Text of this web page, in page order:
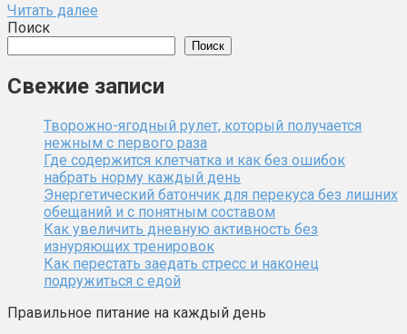
Читать далее
Поиск
Поиск
Свежие записи
Творожно-ягодный рулет, который получается
нежным с первого раза
Где содержится клетчатка и как без ошибок
набрать норму каждый день
Энергетический батончик для перекуса без лишних
обещаний и с понятным составом
Как увеличить дневную активность без
изнуряющих тренировок
Как перестать заедать стресс и наконец
подружиться с едой
Правильное питание на каждый день